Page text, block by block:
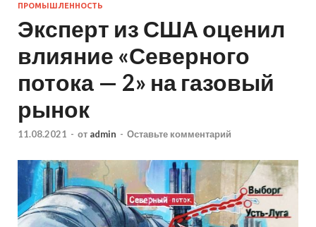
ПРОМЫШЛЕННОСТЬ
Эксперт из США оценил
влияние «Северного
потока — 2» на газовый
рынок
11.08.2021 - от admin - Оставьте комментарий